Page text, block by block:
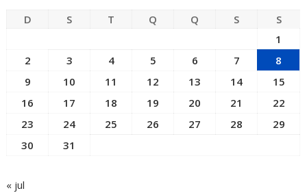
D S T Q Q S
S
1
2
3 4 5 6 7
8
9
10 11 12 13 14
15
16
17 18 19 20 21
22
23
24 25 26 27 28
29
30
31
« jul